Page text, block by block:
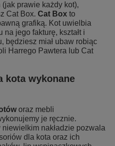
prawie każdy kot),
Cat Box. Cat Box to
grafiką. Kot uwielbia
jego fakturę, kształt i
będziesz miał ubaw robiąc
Harrego Pawtera lub Cat
kota wykonane
oraz mebli
je ręcznie.
nakładzie pozwala
dla kota oraz ich